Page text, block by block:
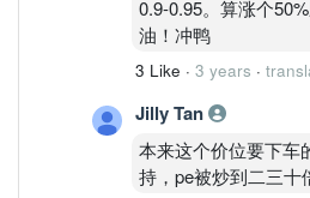
0.9-0.95。算涨个
油！冲鸭
3 Like · 3 years ·
Jilly Tan
本来这个价位要下车
持，pe被炒到二三十